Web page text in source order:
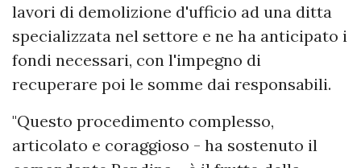
lavori di demolizione d'ufficio ad una ditta
specializzata nel settore e ne ha anticipato i
fondi necessari, con l'impegno di
recuperare poi le somme dai responsabili.
"Questo procedimento complesso,
articolato e coraggioso - ha sostenuto il